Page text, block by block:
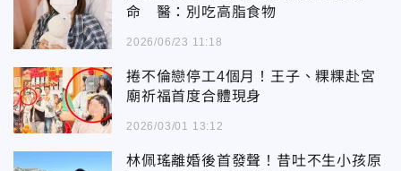
命 醫：別吃高脂食物
2026/06/23 11:18
捲不倫戀停工4個月！王子、粿粿赴宮
廟祈福首度合體現身
2026/03/01 13:12
林佩瑤離婚後首發聲！昔吐不生小孩原